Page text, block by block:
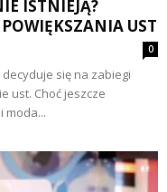
ISTNIEJĄ?
UST
0
się na zabiegi
ust. Choć jeszcze
moda...